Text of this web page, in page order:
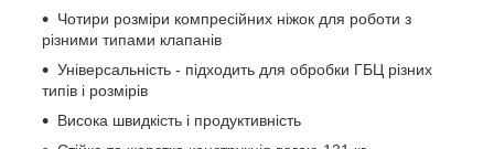
Чотири розміри компресійних ніжок для роботи з
різними типами клапанів
Універсальність - підходить для обробки ГБЦ різних
типів і розмірів
Висока швидкість і продуктивність